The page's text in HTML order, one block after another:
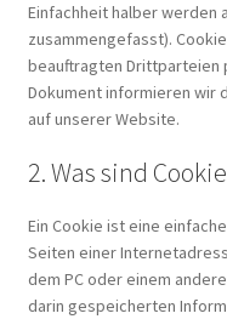
Impressum Shop
Impressum und
Kontaktformular
Kreativwerkstatt
Einfachheit halber werden
zusammengefasst).
beauftragten Drittparteien
Dokument informieren wir
auf unserer Website.
2. Was sind
Ein Cookie ist eine
Seiten einer
dem PC oder einem
darin gespeicherten